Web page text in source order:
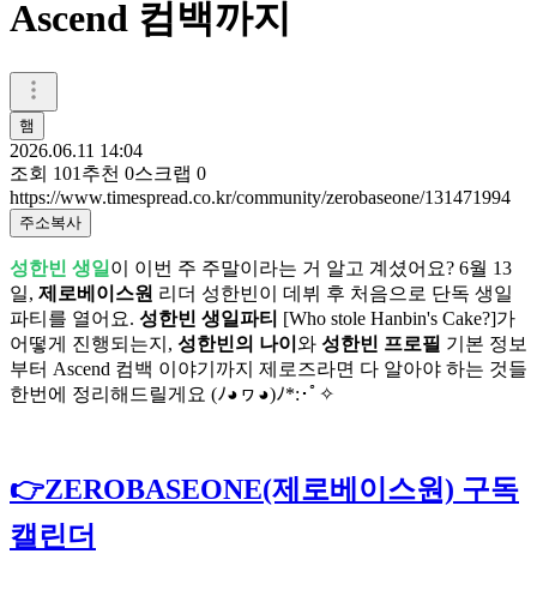
Ascend 컴백까지
햄
2026.06.11 14:04
조회 101 추천 0스크랩 0
https://www.timespread.co.kr/community/zerobaseone/131471994
주소복사
성한빈 생일 이 이번 주 주말이라는 거 알고 계셨어요? 6월 13
일, 제로베이스원 리더 성한빈이 데뷔 후 처음으로 단독 생일
파티를 열어요. 성한빈 생일파티 [Who stole Hanbin's Cake?]가
어떻게 진행되는지, 성한빈의 나이 와 성한빈 프로필 기본 정보
부터 Ascend 컴백 이야기까지 제로즈라면 다 알아야 하는 것들
한번에 정리해드릴게요 (ﾉ◕ヮ◕)ﾉ*:･ﾟ✧
👉ZEROBASEONE(제로베이스원) 구독
캘린더